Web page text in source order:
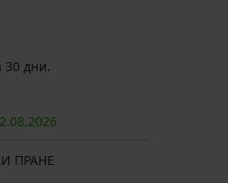
30 дни.
2026
ПРАНЕ